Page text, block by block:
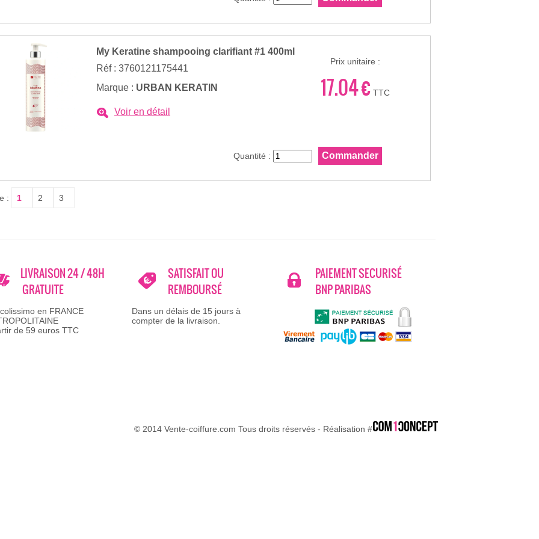
My Keratine shampooing clarifiant #1 400ml
Réf : 3760121175441
Marque : URBAN KERATIN
Voir en détail
Prix unitaire :
17.04 €TTC
Quantité :
:
LIVRAISON 24 / 48H
GRATUITE
en FRANCE
de 59 euros TTC
SATISFAIT OU
REMBOURSÉ
Dans un délais de 15 jours à
compter de la livraison.
PAIEMENT SECURISÉ
BNP PARIBAS
© 2014 Vente-coiffure.com Tous droits réservés - Réalisation #